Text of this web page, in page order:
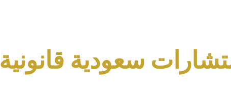
سعودية قانونية